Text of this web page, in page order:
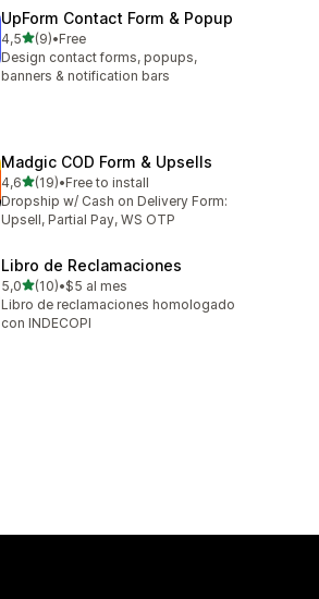
UpForm Contact Form & Popup
4,5z 5 hvězd
(9)
Celkový počet recenzí: 9
•Free
Design contact forms, popups,
banners & notification bars
Madgic COD Form & Upsells
4,6z 5 hvězd
(19)
Celkový počet recenzí: 19
•Free to install
Dropship w/ Cash on Delivery Form:
Upsell, Partial Pay, WS OTP
Libro de Reclamaciones
5,0z 5 hvězd
(10)
Celkový počet recenzí: 10
•$5 al mes
Libro de reclamaciones homologado
con INDECOPI